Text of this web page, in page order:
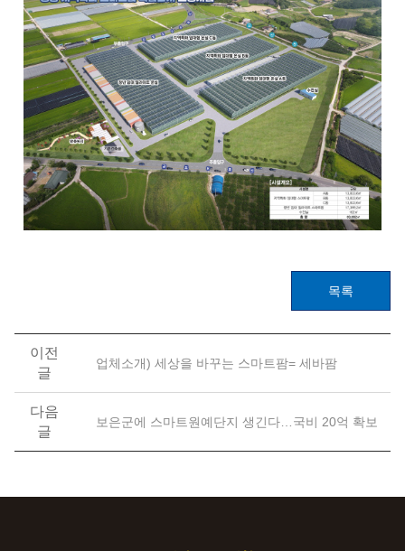
목록
이전
글
업체소개) 세상을 바꾸는 스마트팜= 세바팜
다음
글
보은군에 스마트원예단지 생긴다…국비 20억 확보